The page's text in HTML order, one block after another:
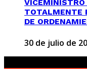
TOTALMENTE
DE
30 de julio de